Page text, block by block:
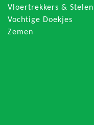
Vloertrekkers & Stelen
Vochtige Doekjes
Zemen